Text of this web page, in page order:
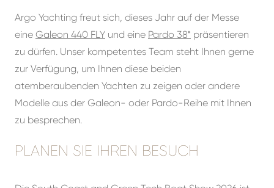
Argo Yachting freut sich, dieses Jahr auf der Messe
eine Galeon 440 FLY und eine Pardo 38* präsentieren
zu dürfen. Unser kompetentes Team steht Ihnen gerne
zur Verfügung, um Ihnen diese beiden
atemberaubenden Yachten zu zeigen oder andere
Modelle aus der Galeon- oder Pardo-Reihe mit Ihnen
zu besprechen.
PLANEN SIE IHREN BESUCH